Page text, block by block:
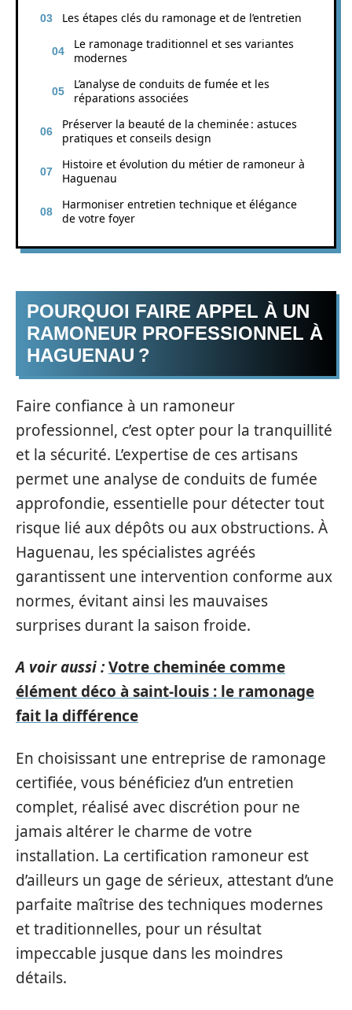
Les étapes clés du ramonage et de l’entretien
Le ramonage traditionnel et ses variantes
modernes
L’analyse de conduits de fumée et les
réparations associées
Préserver la beauté de la cheminée : astuces
pratiques et conseils design
Histoire et évolution du métier de ramoneur à
Haguenau
Harmoniser entretien technique et élégance
de votre foyer
POURQUOI FAIRE APPEL À UN
RAMONEUR PROFESSIONNEL À
HAGUENAU ?
Faire confiance à un ramoneur
professionnel, c’est opter pour la tranquillité
et la sécurité. L’expertise de ces artisans
permet une analyse de conduits de fumée
approfondie, essentielle pour détecter tout
risque lié aux dépôts ou aux obstructions. À
Haguenau, les spécialistes agréés
garantissent une intervention conforme aux
normes, évitant ainsi les mauvaises
surprises durant la saison froide.
A voir aussi :Votre cheminée comme
élément déco à saint-louis : le ramonage
fait la différence
En choisissant une entreprise de ramonage
certifiée, vous bénéficiez d’un entretien
complet, réalisé avec discrétion pour ne
jamais altérer le charme de votre
installation. La certification ramoneur est
d’ailleurs un gage de sérieux, attestant d’une
parfaite maîtrise des techniques modernes
et traditionnelles, pour un résultat
impeccable jusque dans les moindres
détails.